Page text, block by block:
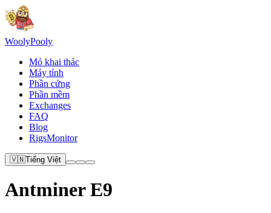
WoolyPooly
Mỏ khai thác
Máy tính
Phần cứng
Phần mềm
Exchanges
FAQ
Blog
RigsMonitor
🇻🇳Tiếng Việt
Antminer E9